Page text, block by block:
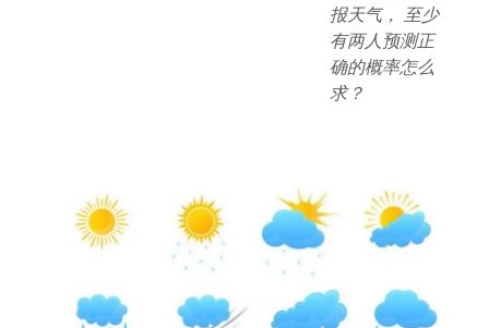
报天气， 至少
有两人预测正
确的概率怎么
求？